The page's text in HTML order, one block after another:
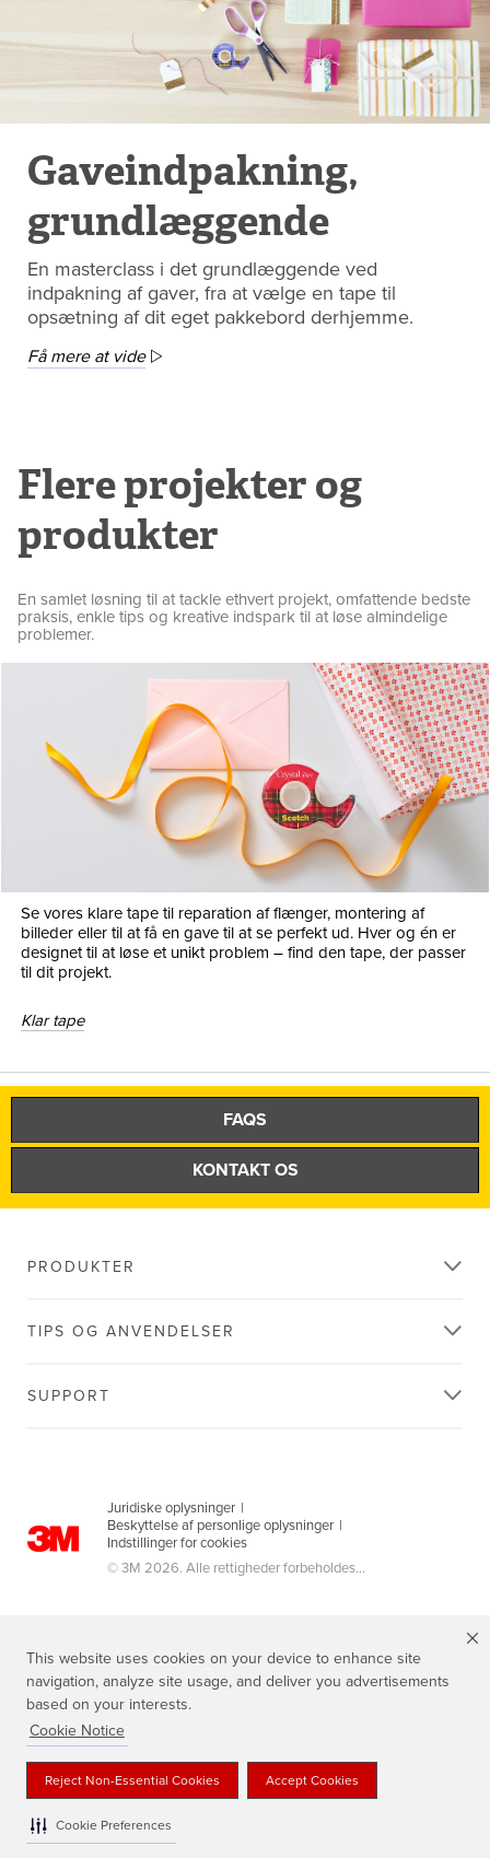
This website uses cookies on your device to enhance site
navigation, analyze site usage, and deliver you advertisements
based on your interests.
Cookie Notice
Reject Non-Essential Cookies Accept Cookies
Cookie Preferences
Gaveindpakning,
grundlæggende
En masterclass i det grundlæggende ved
indpakning af gaver, fra at vælge en tape til
opsætning af dit eget pakkebord derhjemme.
Få mere at vide
Flere projekter og
produkter
En samlet løsning til at tackle ethvert projekt, omfattende bedste
praksis, enkle tips og kreative indspark til at løse almindelige
problemer.
Se vores klare tape til reparation af flænger, montering af
billeder eller til at få en gave til at se perfekt ud. Hver og én er
designet til at løse et unikt problem – find den tape, der passer
til dit projekt.
Klar tape
FAQS
KONTAKT OS
PRODUKTER
TIPS OG ANVENDELSER
SUPPORT
Juridiske oplysninger |
Beskyttelse af personlige oplysninger |
Indstillinger for cookies
© 3M 2026. Alle rettigheder forbeholdes...
3M, Scotch®, Magic og Plaid Design er varemærker tilhørende 3M.